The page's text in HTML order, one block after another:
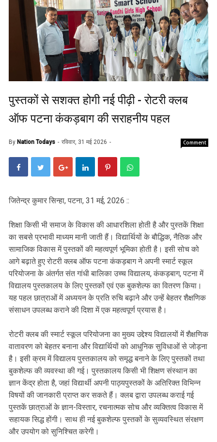
पुस्तकों से सशक्त होगी नई पीढ़ी - रोटरी क्लब
ऑफ पटना कंकड़बाग की सराहनीय पहल
By Nation Todays रविवार, 31 मई 2026 Comment
जितेन्द्र कुमार सिन्हा, पटना, 31 मई, 2026 ::
शिक्षा किसी भी समाज के विकास की आधारशिला होती है और पुस्तकें शिक्षा
का सबसे प्रभावी माध्यम मानी जाती हैं। विद्यार्थियों के बौद्धिक, नैतिक और
सामाजिक विकास में पुस्तकों की महत्वपूर्ण भूमिका होती है। इसी सोच को
आगे बढ़ाते हुए रोटरी क्लब ऑफ पटना कंकड़बाग ने अपनी स्मार्ट स्कूल
परियोजना के अंतर्गत संत गांधी बालिका उच्च विद्यालय, कंकड़बाग, पटना में
विद्यालय पुस्तकालय के लिए पुस्तकों एवं एक बुकशेल्फ का वितरण किया।
यह पहल छात्राओं में अध्ययन के प्रति रुचि बढ़ाने और उन्हें बेहतर शैक्षणिक
संसाधन उपलब्ध कराने की दिशा में एक महत्वपूर्ण प्रयास है।
रोटरी क्लब की स्मार्ट स्कूल परियोजना का मुख्य उद्देश्य विद्यालयों में शैक्षणिक
वातावरण को बेहतर बनाना और विद्यार्थियों को आधुनिक सुविधाओं से जोड़ना
है। इसी क्रम में विद्यालय पुस्तकालय को समृद्ध बनाने के लिए पुस्तकों तथा
बुकशेल्फ की व्यवस्था की गई। पुस्तकालय किसी भी शिक्षण संस्थान का
ज्ञान केंद्र होता है, जहां विद्यार्थी अपनी पाठ्यपुस्तकों के अतिरिक्त विभिन्न
विषयों की जानकारी प्राप्त कर सकते हैं। क्लब द्वारा उपलब्ध कराई गई
पुस्तकें छात्राओं के ज्ञान-विस्तार, रचनात्मक सोच और व्यक्तित्व विकास में
सहायक सिद्ध होंगी। साथ ही नई बुकशेल्फ पुस्तकों के सुव्यवस्थित संरक्षण
और उपयोग को सुनिश्चित करेगी।